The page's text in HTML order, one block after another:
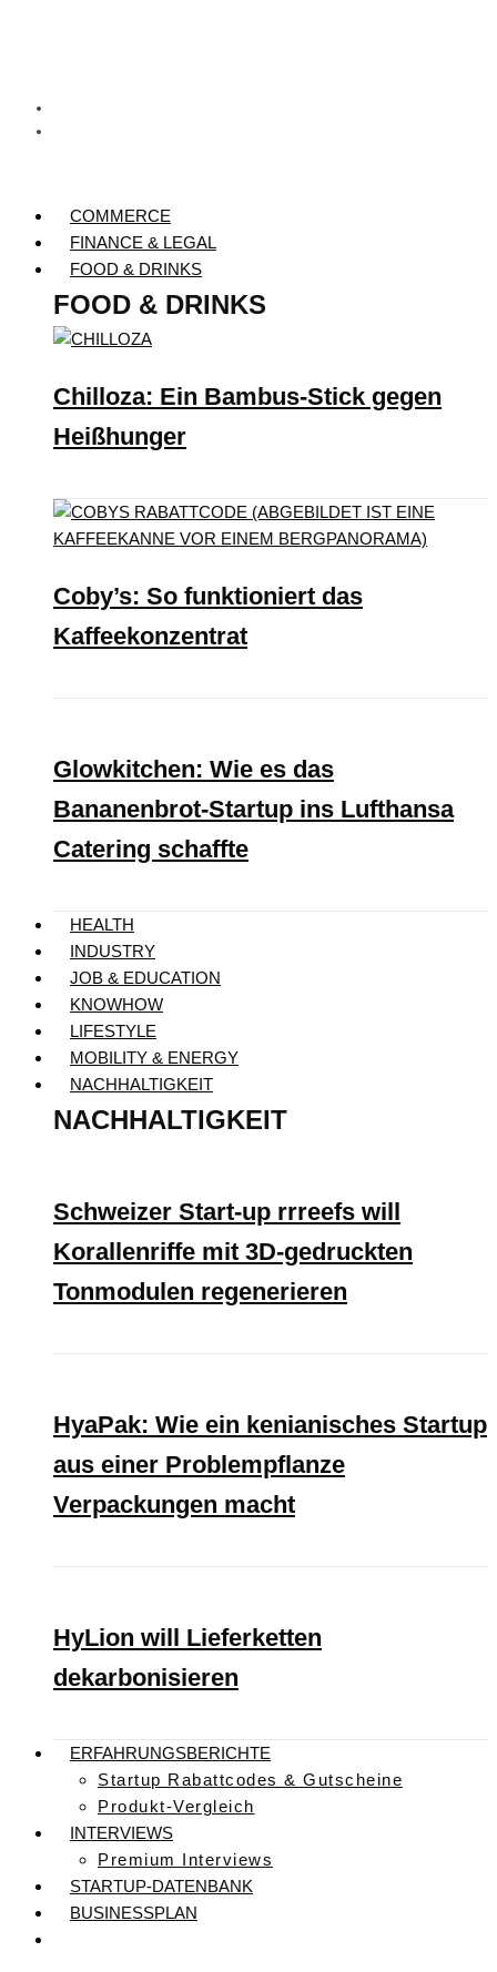
COMMERCE
FINANCE & LEGAL
FOOD & DRINKS
FOOD & DRINKS
Chilloza: Ein Bambus-Stick gegen
Heißhunger
Coby’s: So funktioniert das
Kaffeekonzentrat
Glowkitchen: Wie es das
Bananenbrot-Startup ins Lufthansa
Catering schaffte
HEALTH
INDUSTRY
JOB & EDUCATION
KNOWHOW
LIFESTYLE
MOBILITY & ENERGY
NACHHALTIGKEIT
NACHHALTIGKEIT
Schweizer Start-up rrreefs will
Korallenriffe mit 3D-gedruckten
Tonmodulen regenerieren
HyaPak: Wie ein kenianisches Startup
aus einer Problempflanze
Verpackungen macht
HyLion will Lieferketten
dekarbonisieren
ERFAHRUNGSBERICHTE
Startup Rabattcodes & Gutscheine
Produkt-Vergleich
INTERVIEWS
Premium Interviews
STARTUP-DATENBANK
BUSINESSPLAN